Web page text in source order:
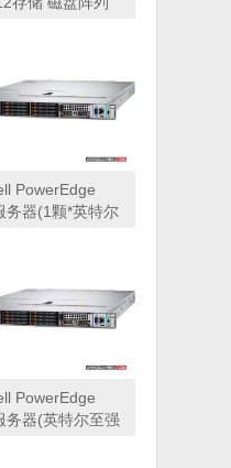
PowerEdge
务器(1颗*英特尔
H965i阵列卡丨
电源丨三年保修)
PowerEdge
务器(英特尔至强